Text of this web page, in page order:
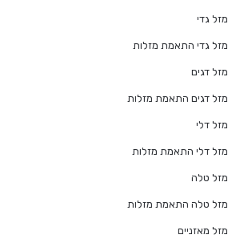
מזל גדי
מזל גדי התאמת מזלות
מזל דגים
מזל דגים התאמת מזלות
מזל דלי
מזל דלי התאמת מזלות
מזל טלה
מזל טלה התאמת מזלות
מזל מאזניים